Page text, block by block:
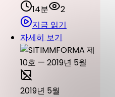
14분
2
지금 읽기
자세히 보기
2019년 5월